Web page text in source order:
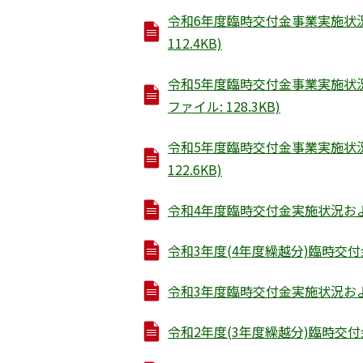
令和6年度臨時交付金事業実施
112.4KB)
令和5年度臨時交付金事業実施
ファイル: 128.3KB)
令和5年度臨時交付金事業実施
122.6KB)
令和4年度臨時交付金実施状況
令和3年度(4年度繰越分)臨時交
令和3年度臨時交付金実施状況
令和2年度(3年度繰越分)臨時交